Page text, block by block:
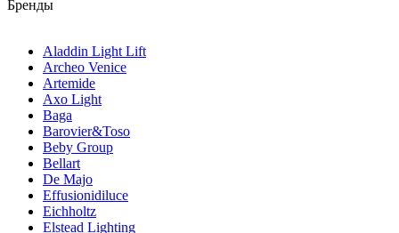
Бренды
Aladdin Light Lift
Archeo Venice
Artemide
Axo Light
Baga
Barovier&Toso
Beby Group
Bellart
De Majo
Effusionidiluce
Eichholtz
Elstead Lighting